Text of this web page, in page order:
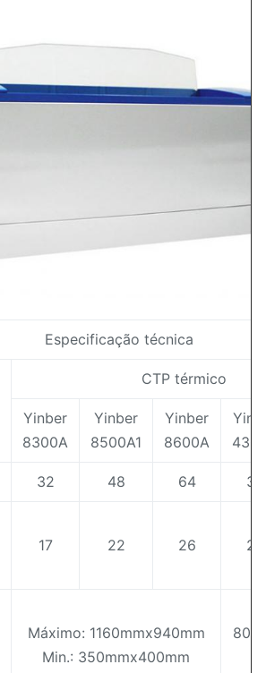
Especificação técnica
CTP térmico
Yinber
8300A
Yinber
8500A1
Yinber
8600A
32 48 64 32
17 22 26 22
Máximo: 1160mmx940mm
Min.: 350mmx400mm